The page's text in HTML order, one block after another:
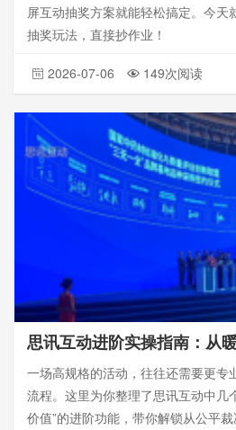
屏互动抽奖方案就能轻松搞定。今天
抽奖玩法，直接抄作业！
2026-07-06 149次阅读
一场高规格的活动，往往还需要更专
流程。这里为你整理了思讯互动中几
价值”的进阶功能，带你解锁从公平